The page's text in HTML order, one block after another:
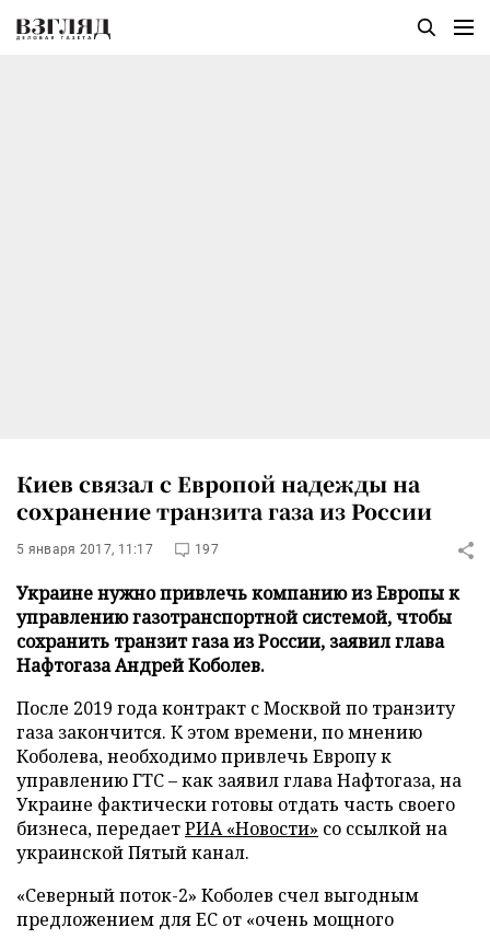
Киев связал с Европой надежды на
сохранение транзита газа из России
5 января 2017, 11:17 197
Украине нужно привлечь компанию из Европы к
управлению газотранспортной системой, чтобы
сохранить транзит газа из России, заявил глава
Нафтогаза Андрей Коболев.
После 2019 года контракт с Москвой по транзиту
газа закончится. К этом времени, по мнению
Коболева, необходимо привлечь Европу к
управлению ГТС – как заявил глава Нафтогаза, на
Украине фактически готовы отдать часть своего
бизнеса, передаетРИА «Новости» со ссылкой на
украинской Пятый канал.
«Северный поток-2» Коболев счел выгодным
предложением для ЕС от «очень мощного